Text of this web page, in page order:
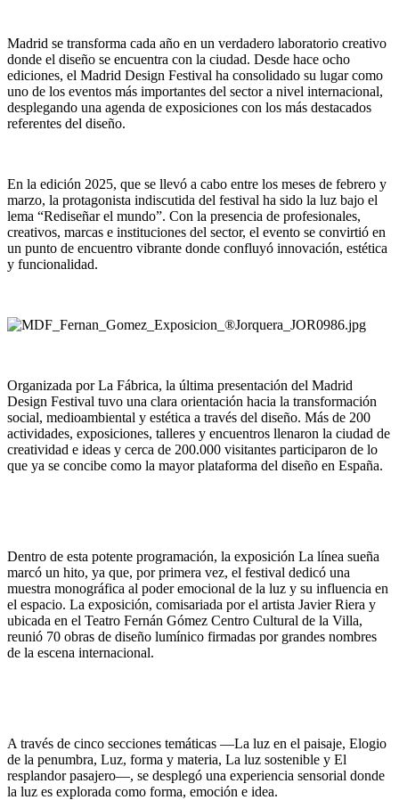
Madrid se transforma cada año en un verdadero laboratorio creativo
donde el diseño se encuentra con la ciudad. Desde hace ocho
ediciones, el Madrid Design Festival ha consolidado su lugar como
uno de los eventos más importantes del sector a nivel internacional,
desplegando una agenda de exposiciones con los más destacados
referentes del diseño.
En la edición 2025, que se llevó a cabo entre los meses de febrero y
marzo, la protagonista indiscutida del festival ha sido la luz bajo el
lema “Rediseñar el mundo”. Con la presencia de profesionales,
creativos, marcas e instituciones del sector, el evento se convirtió en
un punto de encuentro vibrante donde confluyó innovación, estética
y funcionalidad.
Organizada por La Fábrica, la última presentación del Madrid
Design Festival tuvo una clara orientación hacia la transformación
social, medioambiental y estética a través del diseño. Más de 200
actividades, exposiciones, talleres y encuentros llenaron la ciudad de
creatividad e ideas y cerca de 200.000 visitantes participaron de lo
que ya se concibe como la mayor plataforma del diseño en España.
Dentro de esta potente programación, la exposición La línea sueña
marcó un hito, ya que, por primera vez, el festival dedicó una
muestra monográfica al poder emocional de la luz y su influencia en
el espacio. La exposición, comisariada por el artista Javier Riera y
ubicada en el Teatro Fernán Gómez Centro Cultural de la Villa,
reunió 70 obras de diseño lumínico firmadas por grandes nombres
de la escena internacional.
A través de cinco secciones temáticas —La luz en el paisaje, Elogio
de la penumbra, Luz, forma y materia, La luz sostenible y El
resplandor pasajero—, se desplegó una experiencia sensorial donde
la luz es explorada como forma, emoción e idea.